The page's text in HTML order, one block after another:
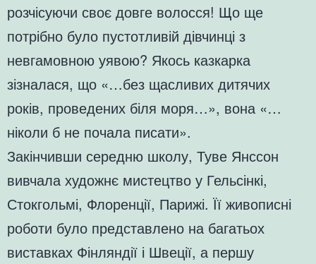
розчісуючи своє довге волосся! Що ще
потрібно було пустотливій дівчинці з
невгамовною уявою? Якось казкарка
зізналася, що «…без щасливих дитячих
років, проведених біля моря…», вона «…
ніколи б не почала писати».
Закінчивши середню школу, Туве Янссон
вивчала художнє мистецтво у Гельсінкі,
Стокгольмі, Флоренції, Парижі. Її живописні
роботи було представлено на багатьох
виставках Фінляндії і Швеції, а першу